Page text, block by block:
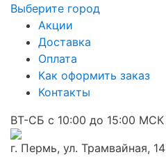
Выберите город
Акции
Доставка
Оплата
Как оформить заказ
Контакты
ВТ-СБ с 10:00 до 15:00 МСК
г. Пермь, ул. Трамвайная, 14